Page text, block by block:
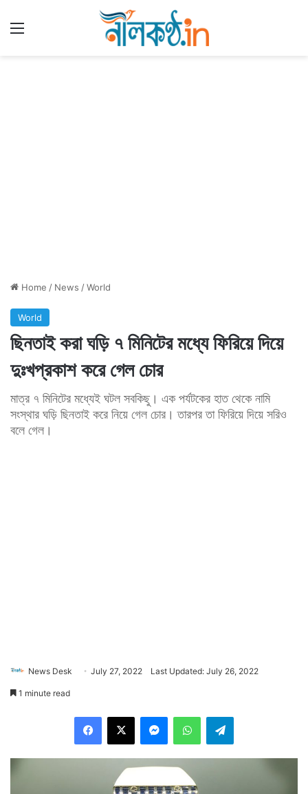
Home / News /World
World
ছিনতাই করা ঘড়ি ৭ মিনিটের মধ্যে ফিরিয়ে দিয়ে
দুঃখপ্রকাশ করে গেল চোর
মাত্র ৭ মিনিটের মধ্যেই ঘটল সবকিছু। এক পর্যটকের হাত থেকে নামি
সংস্থার ঘড়ি ছিনতাই করে নিয়ে গেল চোর। তারপর তা ফিরিয়ে দিয়ে সরিও
বলে গেল।
News Desk July 27, 2022 Last Updated: July 26, 2022
1 minute read